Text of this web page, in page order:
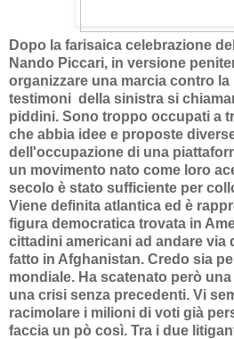
Dopo la farisaica celebrazione
Nando Piccari, in versione
organizzare una marcia contro la
testimoni della sinistra si
piddini. Sono troppo occupati a
che abbia idee e proposte
dell'occupazione di una
un movimento nato come loro
secolo è stato sufficiente per
Viene definita atlantica ed è
figura democratica trovata in
cittadini americani ad andare via
fatto in Afghanistan. Credo sia
mondiale. Ha scatenato però
una crisi senza precedenti. Vi
racimolare i milioni di voti già
faccia un pò così. Tra i due